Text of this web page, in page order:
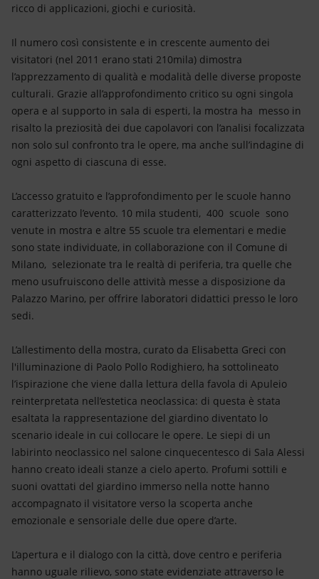
ricco di applicazioni, giochi e curiosità.
Il numero così consistente e in crescente aumento dei
visitatori (nel 2011 erano stati 210mila) dimostra
l’apprezzamento di qualità e modalità delle diverse proposte
culturali. Grazie all’approfondimento critico su ogni singola
opera e al supporto in sala di esperti, la mostra ha messo in
risalto la preziosità dei due capolavori con l’analisi focalizzata
non solo sul confronto tra le opere, ma anche sull’indagine di
ogni aspetto di ciascuna di esse.
L’accesso gratuito e l’approfondimento per le scuole hanno
caratterizzato l’evento. 10 mila studenti, 400 scuole sono
venute in mostra e altre 55 scuole tra elementari e medie
sono state individuate, in collaborazione con il Comune di
Milano, selezionate tra le realtà di periferia, tra quelle che
meno usufruiscono delle attività messe a disposizione da
Palazzo Marino, per offrire laboratori didattici presso le loro
sedi.
L’allestimento della mostra, curato da Elisabetta Greci con
l'illuminazione di Paolo Pollo Rodighiero, ha sottolineato
l’ispirazione che viene dalla lettura della favola di Apuleio
reinterpretata nell’estetica neoclassica: di questa è stata
esaltata la rappresentazione del giardino diventato lo
scenario ideale in cui collocare le opere. Le siepi di un
labirinto neoclassico nel salone cinquecentesco di Sala Alessi
hanno creato ideali stanze a cielo aperto. Profumi sottili e
suoni ovattati del giardino immerso nella notte hanno
accompagnato il visitatore verso la scoperta anche
emozionale e sensoriale delle due opere d’arte.
L’apertura e il dialogo con la città, dove centro e periferia
hanno uguale rilievo, sono state evidenziate attraverso le